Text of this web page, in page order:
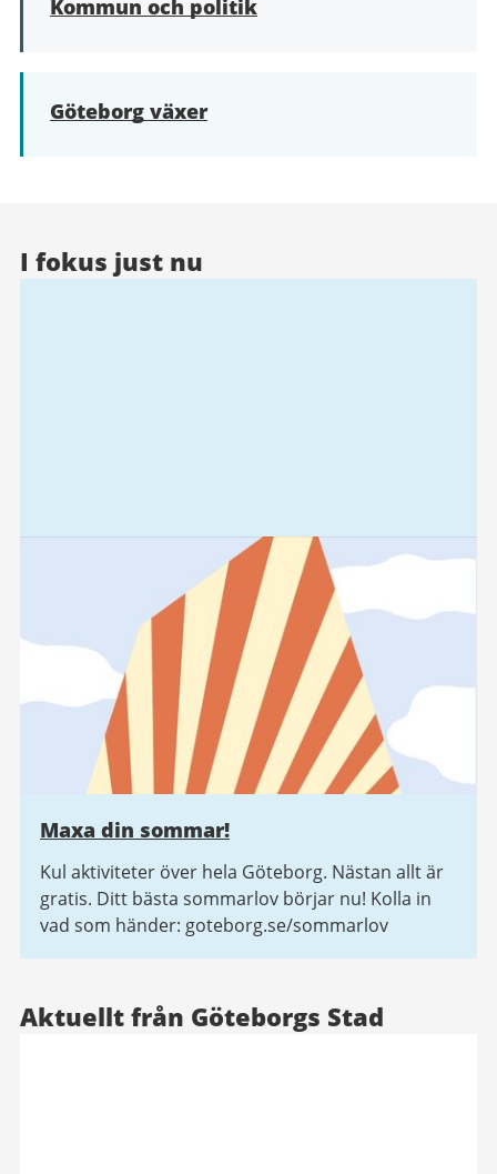
Kommun och politik
Göteborg växer
I fokus just nu
Maxa din sommar!
Kul aktiviteter över hela Göteborg. Nästan allt är
gratis. Ditt bästa sommarlov börjar nu! Kolla in
vad som händer: goteborg.se/sommarlov
Aktuellt från Göteborgs Stad